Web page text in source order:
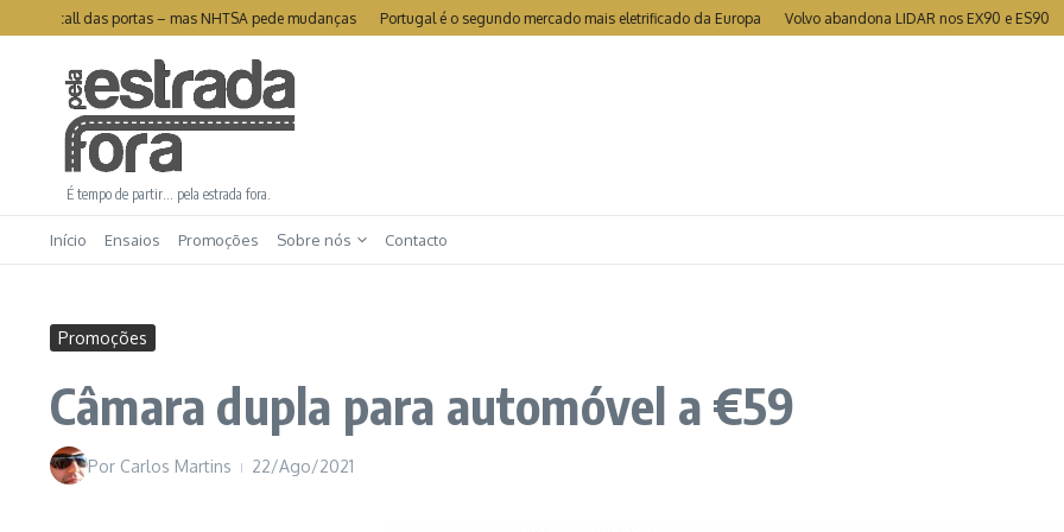
Ir para o conteúdo
das portas – mas NHTSA pede mudanças Portugal é o segundo mercado mais eletrificado da Europa Volvo abandona LIDAR nos EX90 e ES90 MG
É tempo de partir… pela estrada fora.
Início Ensaios Promoções Sobre nós Contacto
Promoções
Câmara dupla para automóvel a €59
Por Carlos Martins 22/Ago/2021